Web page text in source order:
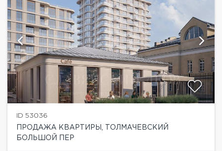
ID 53036
ПРОДАЖА КВАРТИРЫ, ТОЛМАЧЕВСКИЙ
БОЛЬШОЙ ПЕР